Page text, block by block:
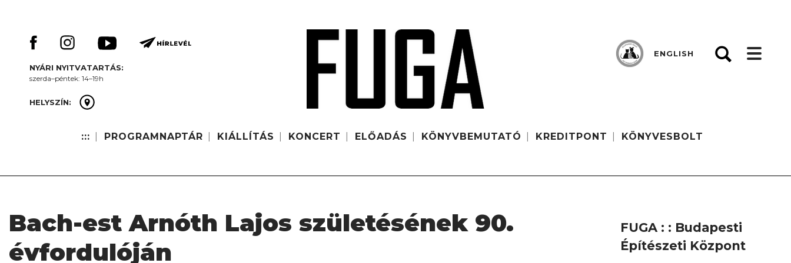
NYÁRI NYITVATARTÁS:
szerda–péntek: 14–19h
HELYSZÍN:
::: PROGRAMNAPTÁR KIÁLLÍTÁS KONCERT ELŐADÁS KÖNYVBEMUTATÓ KREDITPONT KÖNYVESBOLT
ENGLISH
Bach-est Arnóth Lajos születésének 90.
évfordulóján
FUGA : : Budapesti
Építészeti Központ